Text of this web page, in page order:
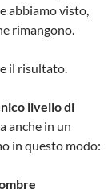
abbiamo visto,
rimangono.
il risultato.
livello di
anche in un
in questo modo: